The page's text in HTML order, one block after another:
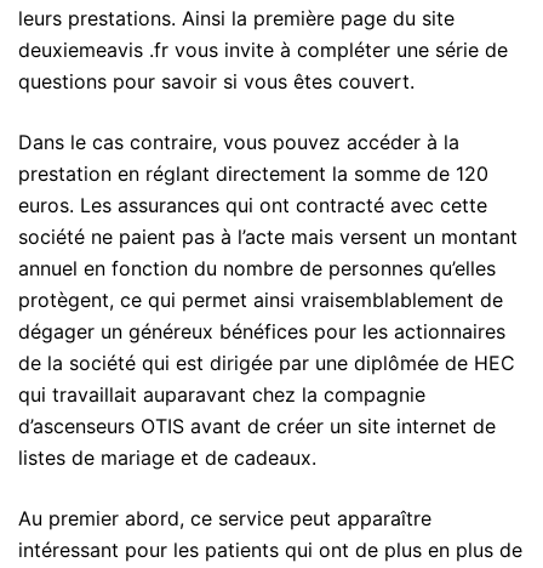
leurs prestations. Ainsi la première page du site
deuxiemeavis .fr vous invite à compléter une série de
questions pour savoir si vous êtes couvert.
Dans le cas contraire, vous pouvez accéder à la
prestation en réglant directement la somme de 120
euros. Les assurances qui ont contracté avec cette
société ne paient pas à l’acte mais versent un montant
annuel en fonction du nombre de personnes qu’elles
protègent, ce qui permet ainsi vraisemblablement de
dégager un généreux bénéfices pour les actionnaires
de la société qui est dirigée par une diplômée de HEC
qui travaillait auparavant chez la compagnie
d’ascenseurs OTIS avant de créer un site internet de
listes de mariage et de cadeaux.
Au premier abord, ce service peut apparaître
intéressant pour les patients qui ont de plus en plus de